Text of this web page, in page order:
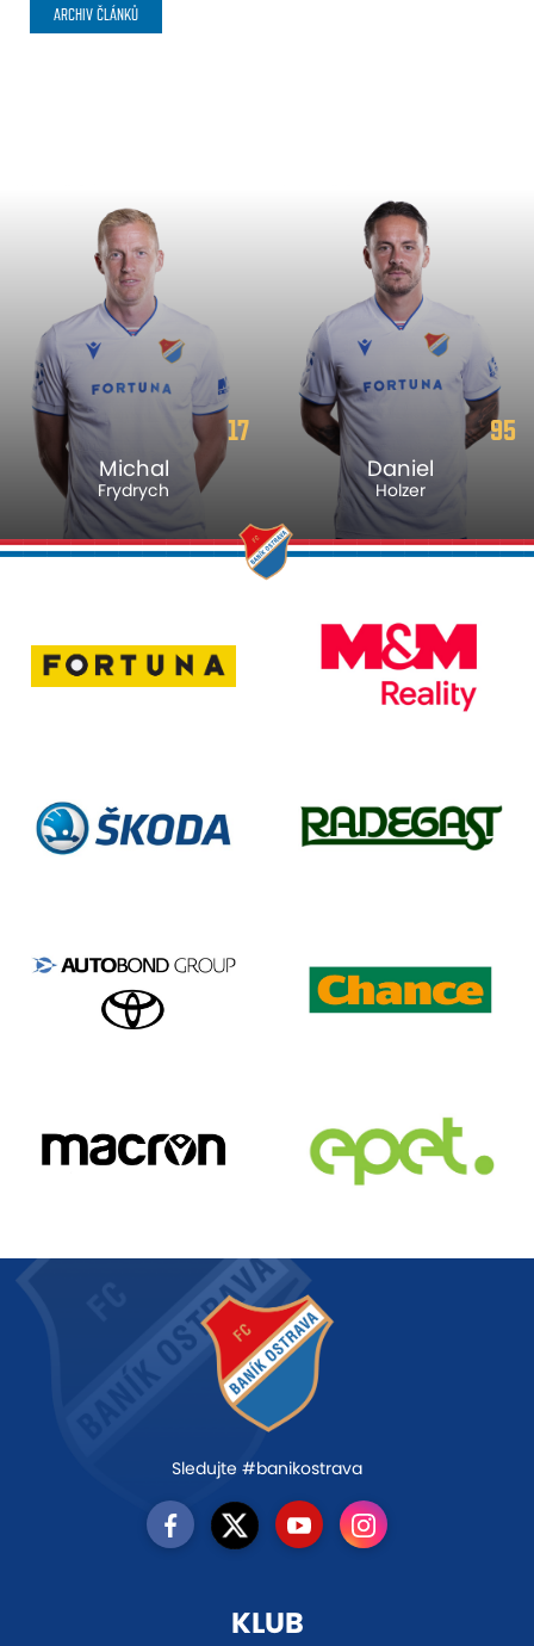
ARCHIV ČLÁNKŮ
17
Michal
Frydrych
95
Daniel
Holzer
Sledujte #banikostrava
KLUB